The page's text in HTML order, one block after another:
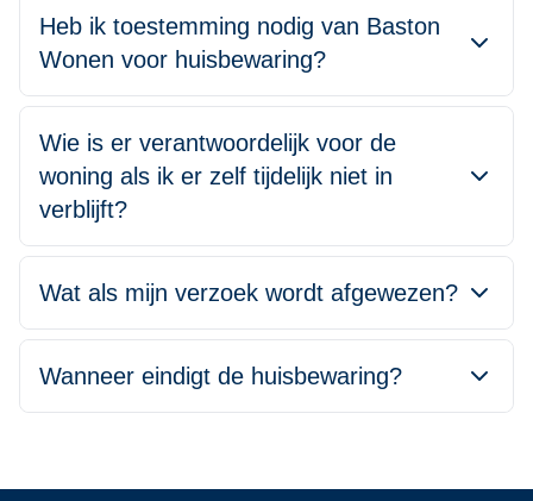
Heb ik toestemming nodig van Baston
Wonen voor huisbewaring?
Wie is er verantwoordelijk voor de
woning als ik er zelf tijdelijk niet in
verblijft?
Wat als mijn verzoek wordt afgewezen?
Wanneer eindigt de huisbewaring?